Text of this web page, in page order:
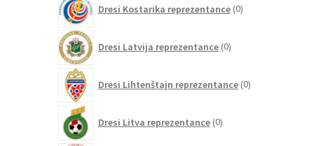
Dresi Kostarika reprezentance 0izdelkov
Dresi Latvija reprezentance 0izdelkov
Dresi Lihtenštajn reprezentance 0izdelkov
Dresi Litva reprezentance 0izdelkov